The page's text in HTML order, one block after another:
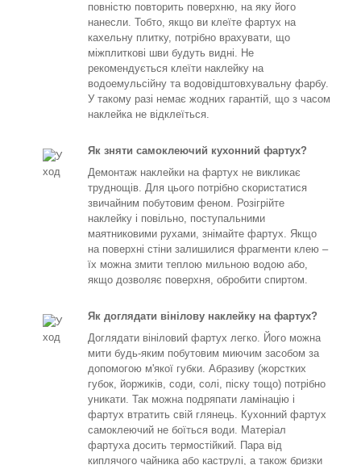
Як доглядати вінілову наклейку на фартух?
Доглядати вініловий фартух легко. Його можна
мити будь-яким побутовим миючим засобом за
допомогою м'якої губки. Абразиву (жорстких
губок, йоржиків, соди, солі, піску тощо) потрібно
уникати. Так можна подряпати ламінацію і
фартух втратить свій глянець. Кухонний фартух
самоклеючий не боїться води. Матеріал
фартуха досить термостійкий. Пара від
киплячого чайника або каструлі, а також бризки
Як зняти самоклеючий кухонний фартух?
Демонтаж наклейки на фартух не викликає
труднощів. Для цього потрібно скористатися
звичайним побутовим феном. Розігрійте
наклейку і повільно, поступальними
маятниковими рухами, знімайте фартух. Якщо
на поверхні стіни залишилися фрагменти клею –
їх можна змити теплою мильною водою або,
якщо дозволяє поверхня, обробити спиртом.
повністю повторить поверхню, на яку його
нанесли. Тобто, якщо ви клеїте фартух на
кахельну плитку, потрібно врахувати, що
міжплиткові шви будуть видні. Не
рекомендується клеїти наклейку на
водоемульсійну та водовідштовхувальну фарбу.
У такому разі немає жодних гарантій, що з часом
наклейка не відклеїться.